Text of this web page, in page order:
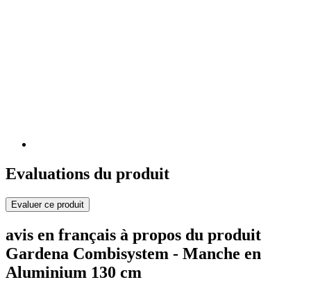
Evaluations du produit
Evaluer ce produit
avis en français à propos du produit
Gardena Combisystem - Manche en
Aluminium 130 cm